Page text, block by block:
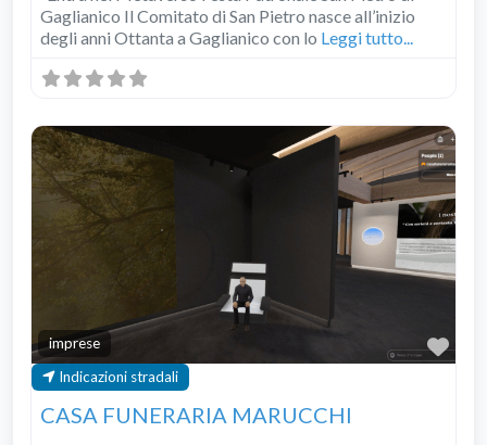
Gaglianico Il Comitato di San Pietro nasce all’inizio
degli anni Ottanta a Gaglianico con lo Leggi tutto...
imprese
Indicazioni stradali
CASA FUNERARIA MARUCCHI